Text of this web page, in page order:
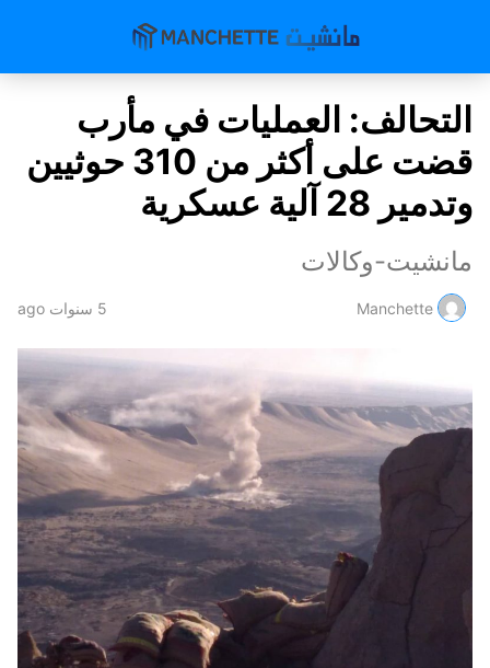
التحالف: العمليات في مأرب
قضت على أكثر من 310 حوثيين
وتدمير 28 آلية عسكرية
مانشيت-وكالات
Manchette 5 سنوات ago